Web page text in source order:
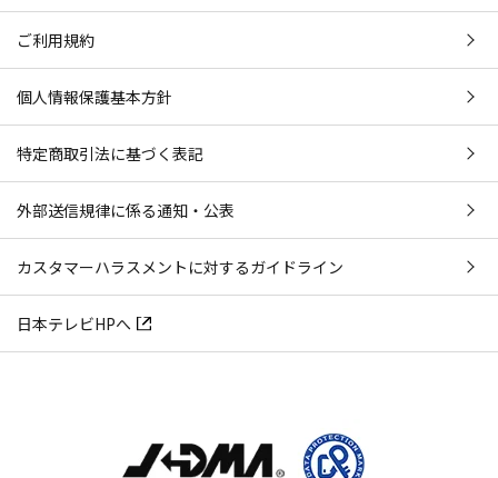
ご利用規約
個人情報保護基本方針
特定商取引法に基づく表記
外部送信規律に係る通知・公表
カスタマーハラスメントに対するガイドライン
日本テレビHPへ